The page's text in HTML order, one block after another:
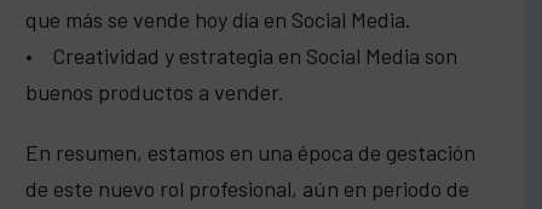
que más se vende hoy día en Social Media.
• Creatividad y estrategia en Social Media son
buenos productos a vender.
En resumen, estamos en una época de gestación
de este nuevo rol profesional, aún en periodo de